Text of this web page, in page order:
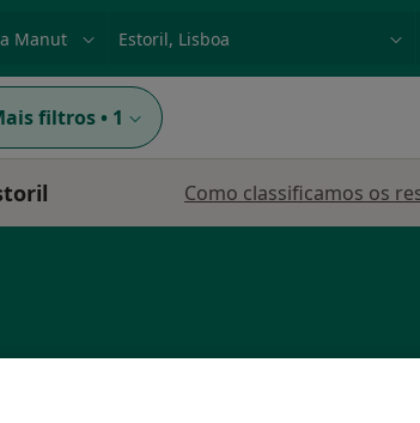
nome
filtros • 1
Como classificamos os